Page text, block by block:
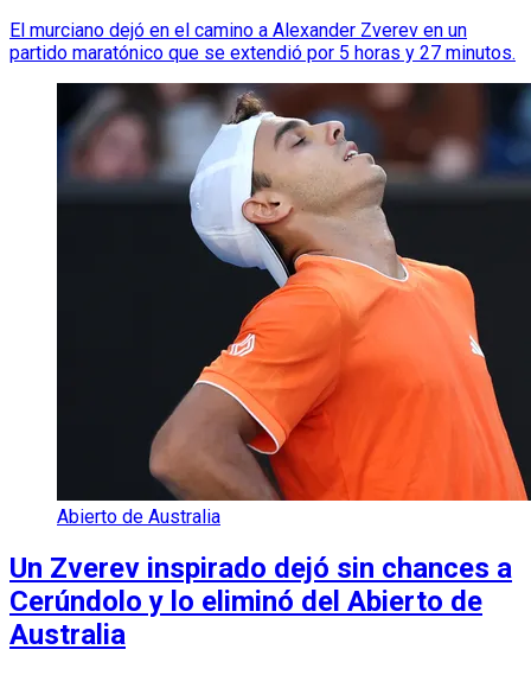
El murciano dejó en el camino a Alexander Zverev en un
partido maratónico que se extendió por 5 horas y 27 minutos.
Abierto de Australia
Un Zverev inspirado dejó sin chances a
Cerúndolo y lo eliminó del Abierto de
Australia